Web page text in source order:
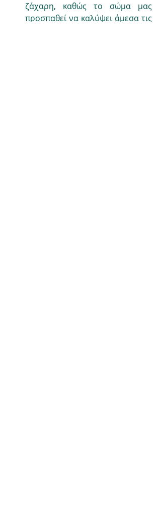
ζάχαρη, καθώς το σώμα μας
προσπαθεί να καλύψει άμεσα τις